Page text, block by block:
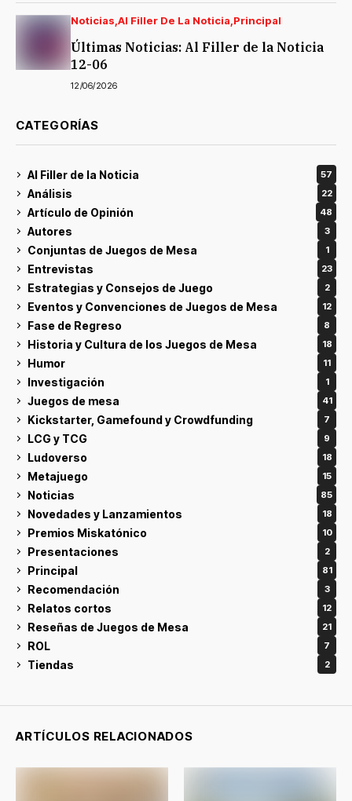
Noticias Al Filler De La Noticia Principal
Últimas Noticias: Al Filler de la Noticia
12-06
12/06/2026
CATEGORÍAS
Al Filler de la Noticia 57
Análisis 22
Artículo de Opinión 48
Autores 3
Conjuntas de Juegos de Mesa 1
Entrevistas 23
Estrategias y Consejos de Juego 2
Eventos y Convenciones de Juegos de Mesa 12
Fase de Regreso 8
Historia y Cultura de los Juegos de Mesa 18
Humor 11
Investigación 1
Juegos de mesa 41
Kickstarter, Gamefound y Crowdfunding 7
LCG y TCG 9
Ludoverso 18
Metajuego 15
Noticias 85
Novedades y Lanzamientos 18
Premios Miskatónico 10
Presentaciones 2
Principal 81
Recomendación 3
Relatos cortos 12
Reseñas de Juegos de Mesa 21
ROL 7
Tiendas 2
ARTÍCULOS RELACIONADOS